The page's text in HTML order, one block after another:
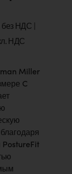
без НДС |
НДС
Miller
C
PostureFit